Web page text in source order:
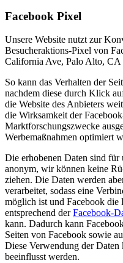
Facebook Pixel
Unsere Website nutzt zur
Besucheraktions-Pixel von
California Ave, Palo Alto, CA
So kann das Verhalten der
nachdem diese durch Klick
die Website des Anbieters
die Wirksamkeit der
Marktforschungszwecke
Werbemaßnahmen optimiert
Die erhobenen Daten sind für
anonym, wir können keine
ziehen. Die Daten werden
verarbeitet, sodass eine
möglich ist und Facebook die
entsprechend derFacebook-
kann. Dadurch kann
Seiten von Facebook sowie
Diese Verwendung der Daten
beeinflusst werden.